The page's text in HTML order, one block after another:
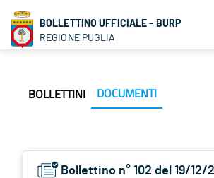
BOLLETTINO UFFICIALE - BURP
REGIONE PUGLIA
BOLLETTINI DOCUMENTI
Bollettino n° 102 del 19/12/